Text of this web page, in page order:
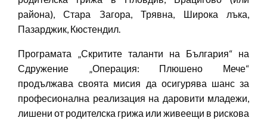
района), Стара Загора, Трявна, Широка лъка,
Пазарджик, Кюстендил.
Програмата „Скритите таланти на България“ на
Сдружение „Операция: Плюшено Мече“
продължава своята мисия да осигурява шанс за
професионална реализация на даровити младежи,
лишени от родителска грижа или живеещи в рискова